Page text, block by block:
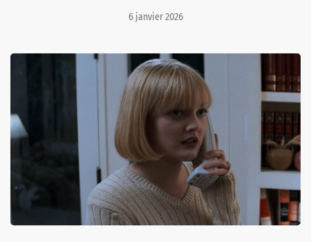
6 janvier 2026